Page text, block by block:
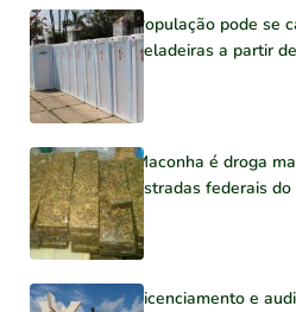
População pode se
geladeiras a partir
Maconha é droga
estradas federais do
Licenciamento e